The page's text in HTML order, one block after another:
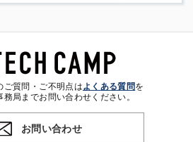
者)を識別できない形式に加工した統
いた本人への連絡及び配信について
ご質問・ご不明点はよくある質問を
局までお問い合わせください。
お問い合わせ